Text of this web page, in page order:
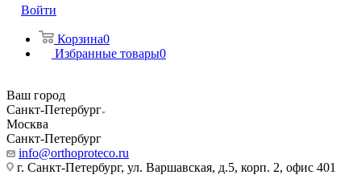
Войти
Корзина0
Избранные товары0
Ваш город
Санкт-Петербург
Москва
Санкт-Петербург
info@orthoproteco.ru
г. Санкт-Петербург, ул. Варшавская, д.5, корп. 2, офис 401